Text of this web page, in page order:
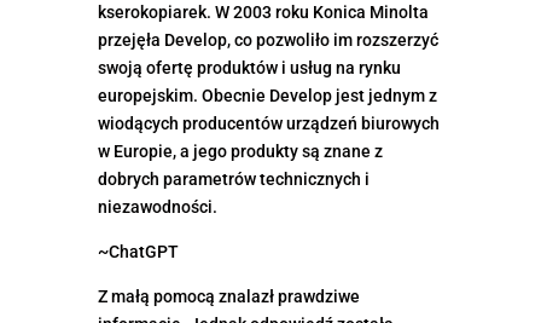
kserokopiarek. W 2003 roku Konica Minolta
przejęła Develop, co pozwoliło im rozszerzyć
swoją ofertę produktów i usług na rynku
europejskim. Obecnie Develop jest jednym z
wiodących producentów urządzeń biurowych
w Europie, a jego produkty są znane z
dobrych parametrów technicznych i
niezawodności.
~ChatGPT
Z małą pomocą znalazł prawdziwe